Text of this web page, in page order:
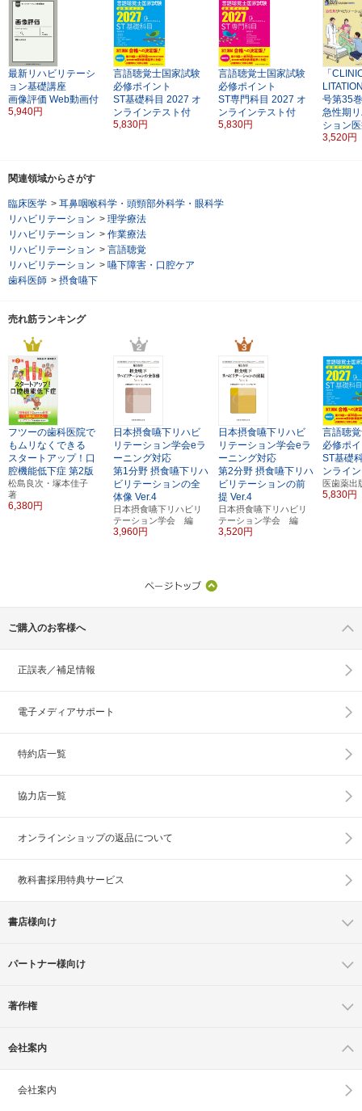
最新リハビリテーシ
ョン基礎講座
画像評価 Web動画付
5,940円
言語聴覚士国家試験
必修ポイント
ST基礎科目 2027 オ
ンラインテスト付
5,830円
言語聴覚士国家試験
必修ポイント
ST専門科目 2027 オ
ンラインテスト付
5,830円
「
号第35
急性期
ション
3,520円
関連領域からさがす
臨床医学 > 耳鼻咽喉科学・頭頸部外科学・眼科学
リハビリテーション > 理学療法
リハビリテーション > 作業療法
リハビリテーション > 言語聴覚
リハビリテーション > 嚥下障害・口腔ケア
歯科医師 > 摂食嚥下
売れ筋ランキング
フツーの歯科医院で
もムリなくできる
スタートアップ！口
腔機能低下症 第2版
松島良次・塚本佳子
著
6,380円
日本摂食嚥下リハビ
リテーション学会eラ
ーニング対応
第1分野 摂食嚥下リハ
ビリテーションの全
体像 Ver.4
日本摂食嚥下リハビリ
テーション学会 編
3,960円
日本摂食嚥下リハビ
リテーション学会eラ
ーニング対応
第2分野 摂食嚥下リハ
ビリテーションの前
提 Ver.4
日本摂食嚥下リハビリ
テーション学会 編
3,520円
言語聴
必修ポ
ST基礎
ンライ
医歯薬
5,830円
ご購入のお客様へ
正誤表／補足情報
電子メディアサポート
特約店一覧
協力店一覧
オンラインショップの返品について
教科書採用特典サービス
書店様向け
パートナー様向け
著作権
会社案内
会社案内